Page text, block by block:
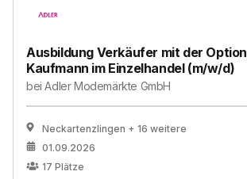
Ausbildung Verkäufer mit der Option
Kaufmann im Einzelhandel (m/w/d)
beiAdler Modemärkte GmbH
Neckartenzlingen + 16 weitere
01.09.2026
17 Plätze